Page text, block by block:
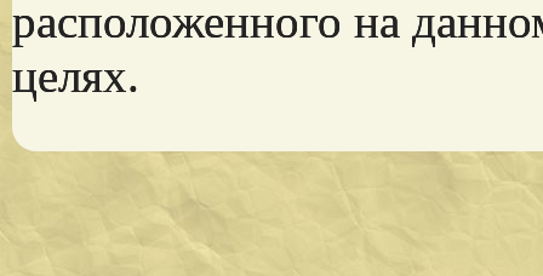
расположенного на
целях.